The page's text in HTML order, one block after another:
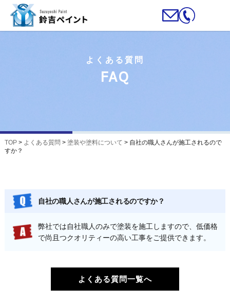
よくある質問
FAQ
TOP> よくある質問 > 塗装や塗料について > 自社の職人さんが施工されるので
すか？
自社の職人さんが施工されるのですか？
弊社では自社職人のみで塗装を施工しますので、低価格
で尚且つクオリティーの高い工事をご提供できます。
よくある質問一覧へ